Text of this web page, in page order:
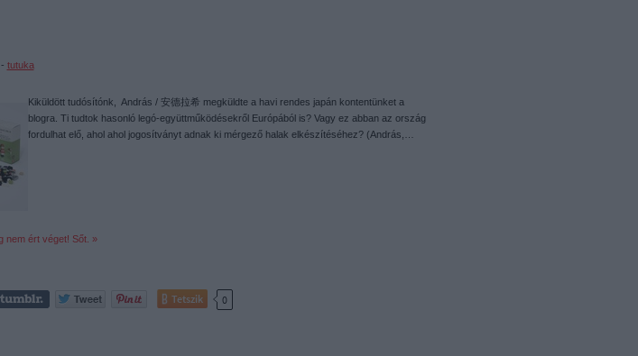
tutuka
Kiküldött tudósítónk, András / 安德拉希 megküldte a havi rendes japán kontentünket a
blogra. Ti tudtok hasonló legó-együttműködésekről Európából is? Vagy ez abban az ország
fordulhat elő, ahol ahol jogosítványt adnak ki mérgező halak elkészítéséhez? (András,…
nem ért véget! Sőt. »
Tetszik 0